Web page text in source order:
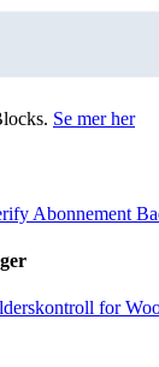
Se mer her
Abonnement
for